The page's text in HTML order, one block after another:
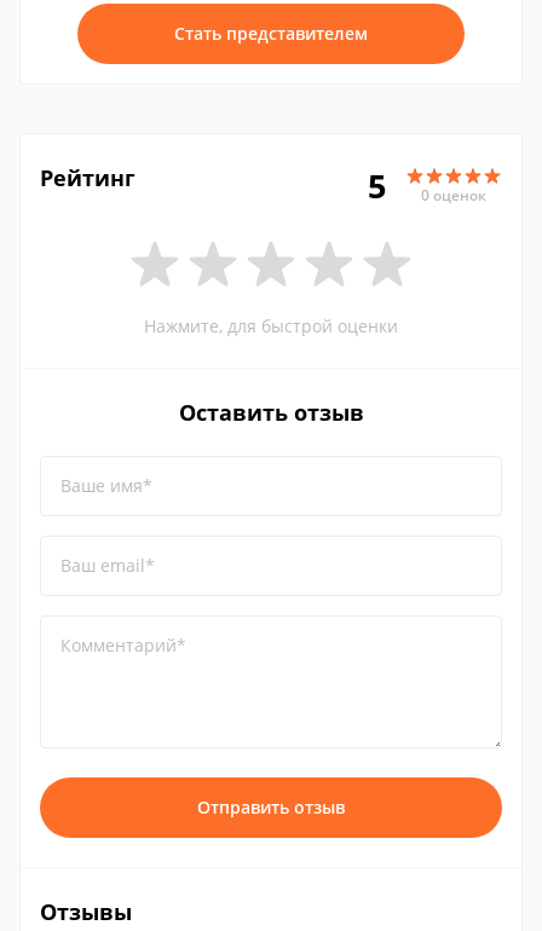
Стать представителем
Рейтинг 5 0 оценок
Нажмите, для быстрой оценки
Оставить отзыв
Ваше имя*
Ваш email*
Комментарий*
Отправить отзыв
Отзывы